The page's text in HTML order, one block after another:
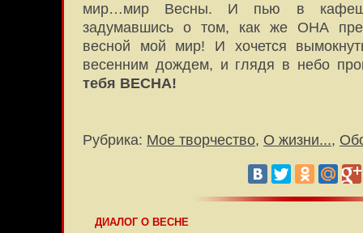
мир…мир Весны. И пью в
задумавшись о том, как же ОНА
весной мой мир! И хочется
весенним дождем, и глядя в небо
тебя ВЕСНА!
Рубрика: Мое творчество, О жизни...,
ДИАЛОГ О ВЕСНЕ